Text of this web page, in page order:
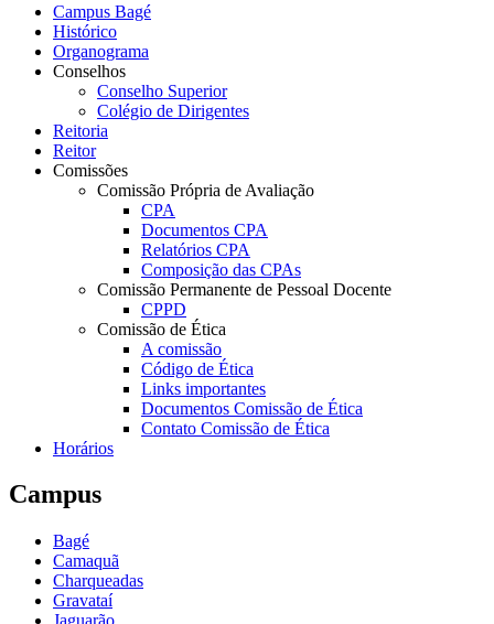
Campus Bagé
Histórico
Organograma
Conselhos
Conselho Superior
Colégio de Dirigentes
Reitoria
Reitor
Comissões
Comissão Própria de Avaliação
CPA
Documentos CPA
Relatórios CPA
Composição das CPAs
Comissão Permanente de Pessoal Docente
CPPD
Comissão de Ética
A comissão
Código de Ética
Links importantes
Documentos Comissão de Ética
Contato Comissão de Ética
Horários
Campus
Bagé
Camaquã
Charqueadas
Gravataí